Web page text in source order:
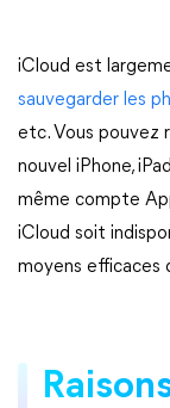
iCloud est
sauvegarder les
etc. Vous pouvez
nouvel iPhone,
même compte
iCloud soit
moyens efficaces